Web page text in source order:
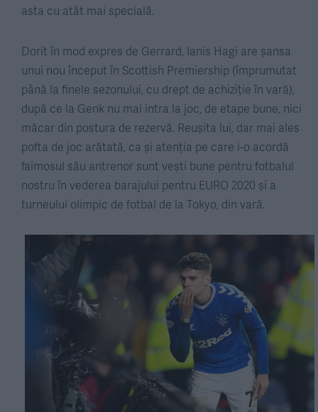
asta cu atât mai specială.
Dorit în mod expres de Gerrard, Ianis Hagi are șansa
unui nou început în Scottish Premiership (împrumutat
până la finele sezonului, cu drept de achiziție în vară),
după ce la Genk nu mai intra la joc, de etape bune, nici
măcar din postura de rezervă. Reușita lui, dar mai ales
pofta de joc arătată, ca și atenția pe care i-o acordă
faimosul său antrenor sunt vești bune pentru fotbalul
nostru în vederea barajului pentru EURO 2020 și a
turneului olimpic de fotbal de la Tokyo, din vară.